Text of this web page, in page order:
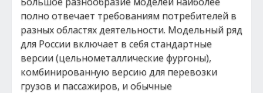
полно отвечает требованиям потребителей в
разных областях деятельности. Модельный ряд
для России включает в себя стандартные
версии (цельнометаллические фургоны),
комбинированную версию для перевозки
грузов и пассажиров, и обычные